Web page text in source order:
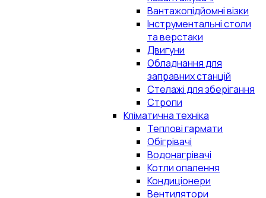
Вантажопідйомні візки
Інструментальні столи
та верстаки
Двигуни
Обладнання для
заправних станцій
Стелажі для зберігання
Стропи
Кліматична техніка
Теплові гармати
Обігрівачі
Водонагрівачі
Котли опалення
Кондиціонери
Вентилятори